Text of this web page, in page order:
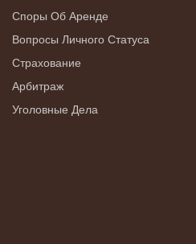
Споры Об Аренде
Вопросы Личного Статуса
Страхование
Арбитраж
Уголовные Дела